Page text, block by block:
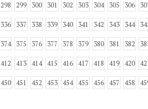
298 299 300 301 302 303 304 305 306
336 337 338 339 340 341 342 343 344
374 375 376 377 378 379 380 381 382
412 413 414 415 416 417 418 419 420
450 451 452 453 454 455 456 457 458